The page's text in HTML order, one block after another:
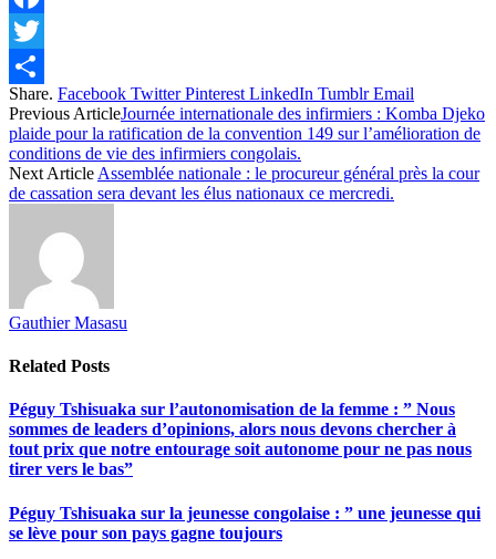
Facebook
Twitter
Share
Share. Facebook Twitter Pinterest LinkedIn Tumblr Email
Previous ArticleJournée internationale des infirmiers : Komba Djeko
plaide pour la ratification de la convention 149 sur l’amélioration de
conditions de vie des infirmiers congolais.
Next Article Assemblée nationale : le procureur général près la cour
de cassation sera devant les élus nationaux ce mercredi.
Gauthier Masasu
Related Posts
Péguy Tshisuaka sur l’autonomisation de la femme : ” Nous
sommes de leaders d’opinions, alors nous devons chercher à
tout prix que notre entourage soit autonome pour ne pas nous
tirer vers le bas”
Péguy Tshisuaka sur la jeunesse congolaise : ” une jeunesse qui
se lève pour son pays gagne toujours